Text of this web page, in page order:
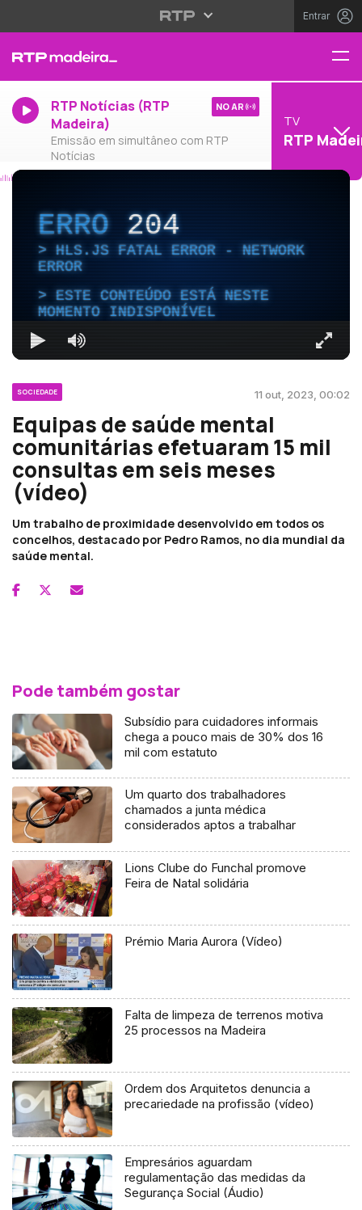
Entrar
RTP Notícias (RTP
Madeira)
Emissão em simultâneo com RTP
Notícias
NO AR
TV
RTP
ERRO204
HLS.JS FATAL ERROR - NETWORK
ERROR
ESTE CONTEÚDO ESTÁ NESTE
MOMENTO INDISPONÍVEL
SOCIEDADE 11 out, 2023, 00:02
Equipas de saúde mental
comunitárias efetuaram 15 mil
consultas em seis meses
(vídeo)
Um trabalho de proximidade desenvolvido em todos os
concelhos, destacado por Pedro Ramos, no dia mundial da
saúde mental.
Pode também gostar
Subsídio para cuidadores informais
chega a pouco mais de 30% dos 16
mil com estatuto
Um quarto dos trabalhadores
chamados a junta médica
considerados aptos a trabalhar
Lions Clube do Funchal promove
Feira de Natal solidária
Prémio Maria Aurora (Vídeo)
Falta de limpeza de terrenos motiva
25 processos na Madeira
Ordem dos Arquitetos denuncia a
precariedade na profissão (vídeo)
Empresários aguardam
regulamentação das medidas da
Segurança Social (Áudio)